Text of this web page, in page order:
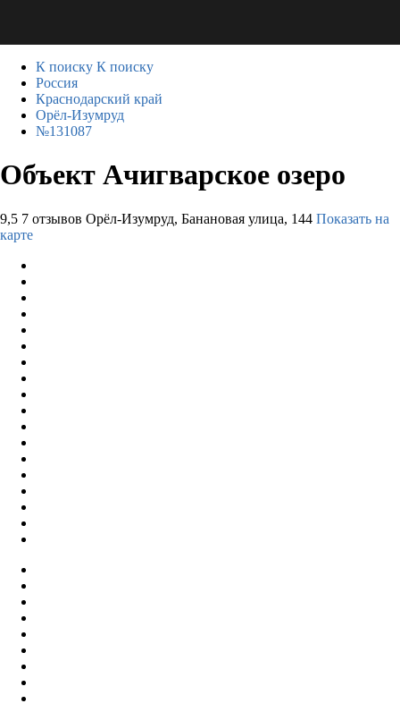
К поиску К поиску
Россия
Краснодарский край
Орёл-Изумруд
№131087
Объект Ачигварское озеро
9,5 7 отзывов Орёл-Изумруд, Банановая улица, 144 Показать на
карте